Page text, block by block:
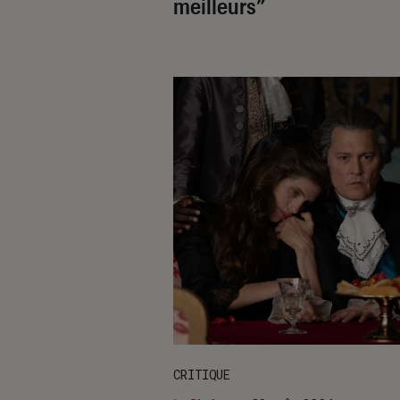
meilleurs”
CRITIQUE